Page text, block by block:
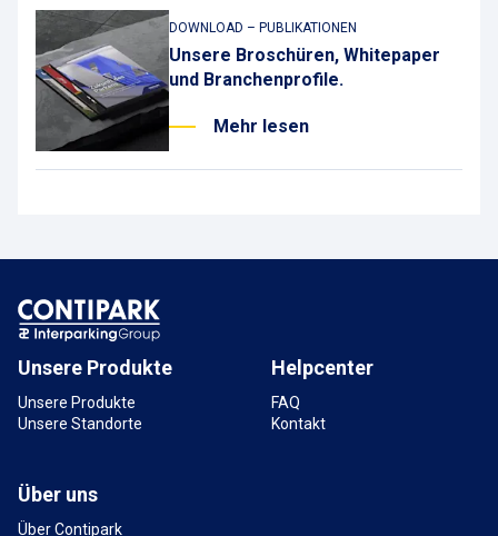
Unsere Broschüren, Whitepaper
und Branchenprofile.
DOWNLOAD – PUBLIKATIONEN
Mehr lesen
Unsere Produkte
Unsere Produkte
Unsere Standorte
Helpcenter
FAQ
Kontakt
Über uns
Über Contipark